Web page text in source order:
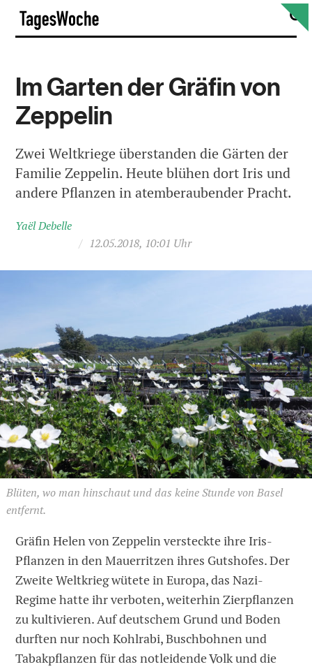
Skip
content
Im Garten der Gräfin von
Zeppelin
Zwei Weltkriege überstanden die Gärten der
Familie Zeppelin. Heute blühen dort Iris und
andere Pflanzen in atemberaubender Pracht.
Yaël Debelle
/ 12.05.2018, 10:01 Uhr
Blüten, wo man hinschaut und das keine Stunde von Basel
entfernt.
Gräfin Helen von Zeppelin versteckte ihre Iris-
Pflanzen in den Mauerritzen ihres Gutshofes. Der
Zweite Weltkrieg wütete in Europa, das Nazi-
Regime hatte ihr verboten, weiterhin Zierpflanzen
zu kultivieren. Auf deutschem Grund und Boden
durften nur noch Kohlrabi, Buschbohnen und
Tabakpflanzen für das notleidende Volk und die